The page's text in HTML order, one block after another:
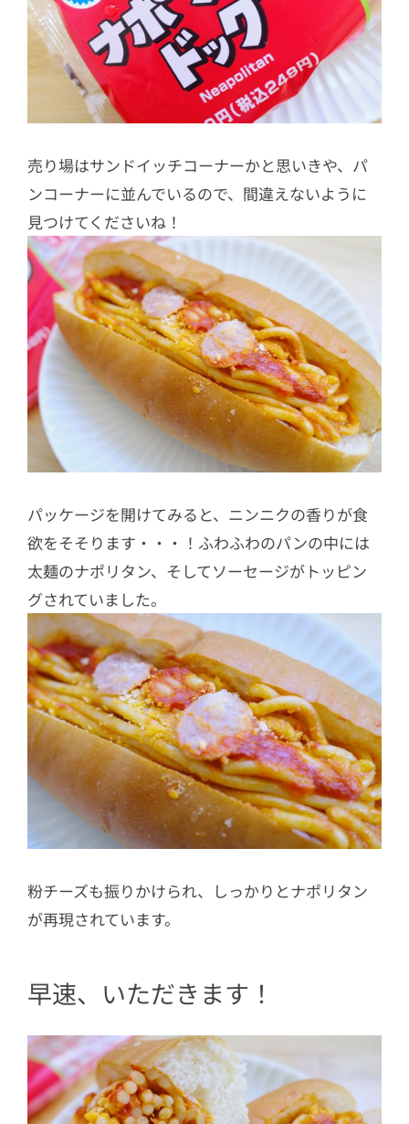
売り場はサンドイッチコーナーかと思いきや、パ
ンコーナーに並んでいるので、間違えないように
見つけてくださいね！
パッケージを開けてみると、ニンニクの香りが食
欲をそそります・・・！ふわふわのパンの中には
太麺のナポリタン、そしてソーセージがトッピン
グされていました。
粉チーズも振りかけられ、しっかりとナポリタン
が再現されています。
早速、いただきます！